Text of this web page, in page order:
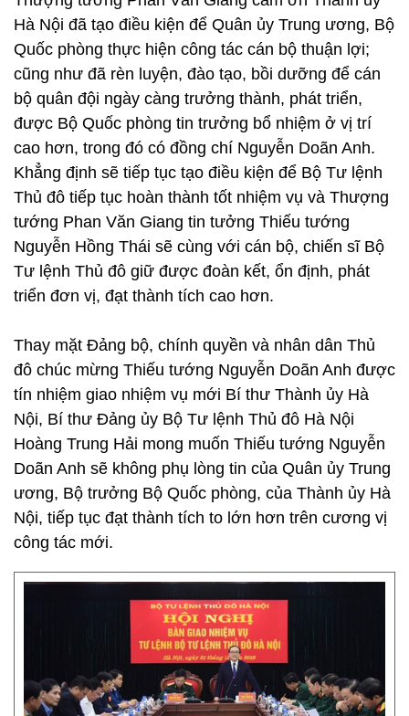
Hà Nội đã tạo điều kiện để Quân ủy Trung ương, Bộ
Quốc phòng thực hiện công tác cán bộ thuận lợi;
cũng như đã rèn luyện, đào tạo, bồi dưỡng để cán
bộ quân đội ngày càng trưởng thành, phát triển,
được Bộ Quốc phòng tin trưởng bổ nhiệm ở vị trí
cao hơn, trong đó có đồng chí Nguyễn Doãn Anh.
Khẳng định sẽ tiếp tục tạo điều kiện để Bộ Tư lệnh
Thủ đô tiếp tục hoàn thành tốt nhiệm vụ và Thượng
tướng Phan Văn Giang tin tưởng Thiếu tướng
Nguyễn Hồng Thái sẽ cùng với cán bộ, chiến sĩ Bộ
Tư lệnh Thủ đô giữ được đoàn kết, ổn định, phát
triển đơn vị, đạt thành tích cao hơn.
Thay mặt Đảng bộ, chính quyền và nhân dân Thủ
đô chúc mừng Thiếu tướng Nguyễn Doãn Anh được
tín nhiệm giao nhiệm vụ mới Bí thư Thành ủy Hà
Nội, Bí thư Đảng ủy Bộ Tư lệnh Thủ đô Hà Nội
Hoàng Trung Hải mong muốn Thiếu tướng Nguyễn
Doãn Anh sẽ không phụ lòng tin của Quân ủy Trung
ương, Bộ trưởng Bộ Quốc phòng, của Thành ủy Hà
Nội, tiếp tục đạt thành tích to lớn hơn trên cương vị
công tác mới.